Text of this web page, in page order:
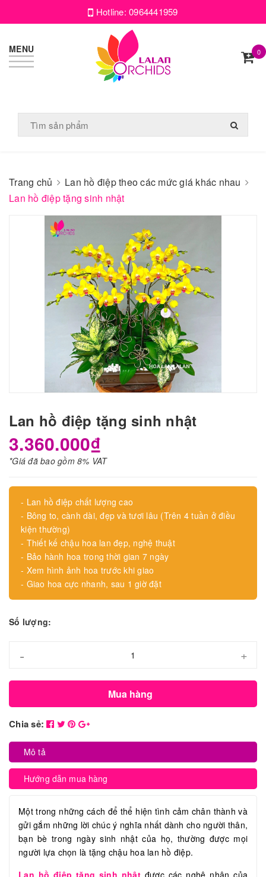
Hotline:0964441959
MENU 0
Trang chủ
Lan hồ điệp theo các mức giá khác nhau
Lan hồ điệp tặng sinh nhật
Lan hồ điệp tặng sinh nhật
3.360.000₫
*Giá đã bao gồm 8% VAT
- Lan hồ điệp chất lượng cao
- Bông to, cành dài, đẹp và tươi lâu (Trên 4 tuần ở điều
kiện thường)
- Thiết kế chậu hoa lan đẹp, nghệ thuật
- Bảo hành hoa trong thời gian 7 ngày
- Xem hình ảnh hoa trước khi giao
- Giao hoa cực nhanh, sau 1 giờ đặt
Số lượng:
- +
Mua hàng
Chia sẻ:
Mô tả
Hướng dẫn mua hàng
Một trong những cách để thể hiện tình cảm chân thành và
gửi gắm những lời chúc ý nghĩa nhất dành cho người thân,
bạn bè trong ngày sinh nhật của họ, thường được mọi
người lựa chọn là tặng chậu hoa lan hồ điệp.